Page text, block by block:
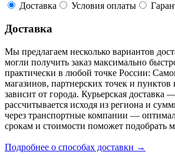
Доставка Условия оплаты
Доставка
Мы предлагаем несколько вариантов
могли получить заказ максимально
практически в любой точке России:
магазинов, партнерских точек и
зависит от города. Курьерская доставка
рассчитывается исходя из региона и
через транспортные компании —
срокам и стоимости поможет подобрать
Подробнее о способах доставки →